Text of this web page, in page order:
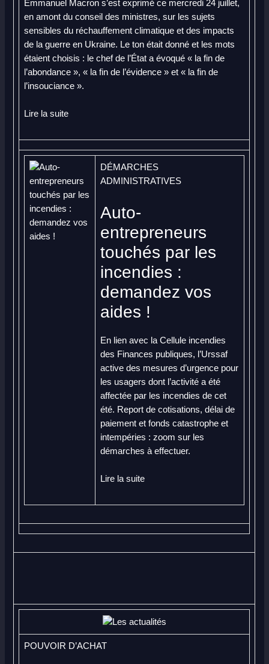
Emmanuel Macron s’est exprimé ce mercredi 24 juillet,
en amont du conseil des ministres, sur les sujets
sensibles du réchauffement climatique et des impacts
de la guerre en Ukraine. Le ton était donné et les mots
étaient choisis : le chef de l’État a évoqué « la fin de
l’abondance », « la fin de l’évidence » et « la fin de
l’insouciance ».
Lire la suite
DÉMARCHES
ADMINISTRATIVES
Auto-
entrepreneurs
touchés par les
incendies :
demandez vos
aides !
En lien avec la Cellule incendies
des Finances publiques, l’Urssaf
active des mesures d’urgence pour
les usagers dont l’activité a été
affectée par les incendies de cet
été. Report de cotisations, délai de
paiement et fonds catastrophe et
intempéries : zoom sur les
démarches à effectuer.
Lire la suite
POUVOIR D’ACHAT